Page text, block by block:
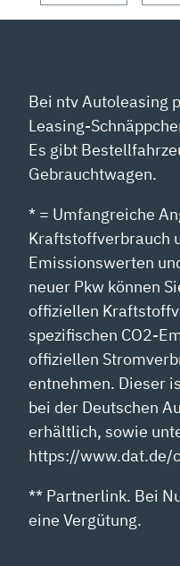
Bei ntv Autoleasing
Leasing-
Es gibt
Gebrauchtwagen.
* = Umfangreiche
Kraftstoffverbrauch
Emissionswerten
neuer Pkw können
offiziellen
spezifischen CO2-
offiziellen
entnehmen. Dieser
bei der Deutschen
erhältlich, sowie
https://www.dat.de/
** Partnerlink. Bei
eine Vergütung.